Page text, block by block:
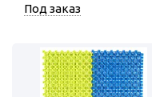
Под заказ